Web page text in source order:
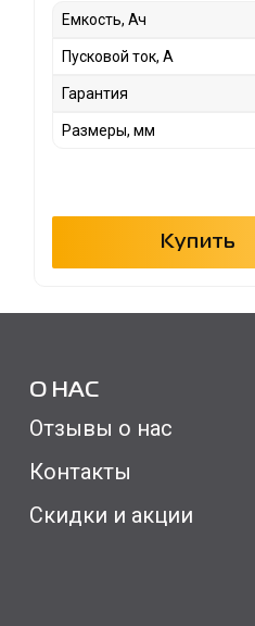
Емкость, Ач
Пусковой ток, А
Гарантия
Размеры, мм
Купить
О НАС
Отзывы о нас
Контакты
Скидки и акции